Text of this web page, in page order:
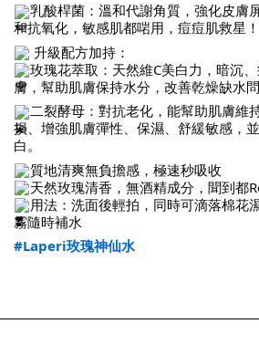
乳酸桿菌：溫和代謝角質，強化皮膚
和抗氧化，敏感肌都啱用，痘痘肌救星！
升級配方加持：
玫瑰花萃取：天然維C美白力，暗沉
膚，幫助肌膚保持水分，改善乾燥缺水
二裂酵母：對抗老化，能幫助肌膚維
損、增強肌膚彈性、保濕、舒緩敏感，
白。
質地清爽無負擔感，極速秒吸收
天然玫瑰清香，無酒精成分，聞到都
用法：洗面後輕拍，同時可滴落棉花
霧隨時補水
#Laperi玫瑰神仙水